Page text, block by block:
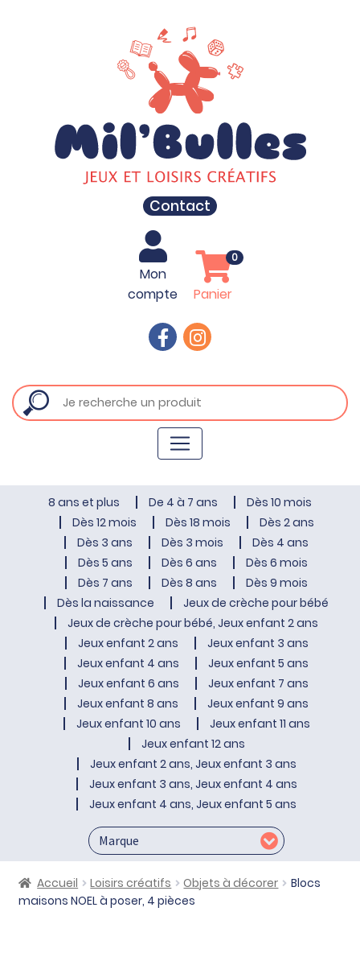
Contact
Mon
compte
Panier
0
8 ans et plus De 4 à 7 ans
Dès 10 mois
Dès 12 mois
Dès 18 mois
Dès 2 ans
Dès 3 ans
Dès 3 mois
Dès 4 ans
Dès 5 ans
Dès 6 ans
Dès 6 mois
Dès 7 ans
Dès 8 ans
Dès 9 mois
Dès la naissance
Jeux de crèche pour bébé
Jeux de crèche pour bébé, Jeux enfant 2 ans
Jeux enfant 2 ans
Jeux enfant 3 ans
Jeux enfant 4 ans
Jeux enfant 5 ans
Jeux enfant 6 ans
Jeux enfant 7 ans
Jeux enfant 8 ans
Jeux enfant 9 ans
Jeux enfant 10 ans
Jeux enfant 11 ans
Jeux enfant 12 ans
Jeux enfant 2 ans, Jeux enfant 3 ans
Jeux enfant 3 ans, Jeux enfant 4 ans
Jeux enfant 4 ans, Jeux enfant 5 ans
Accueil Loisirs créatifs Objets à décorer
Blocs
maisons NOEL à poser, 4 pièces